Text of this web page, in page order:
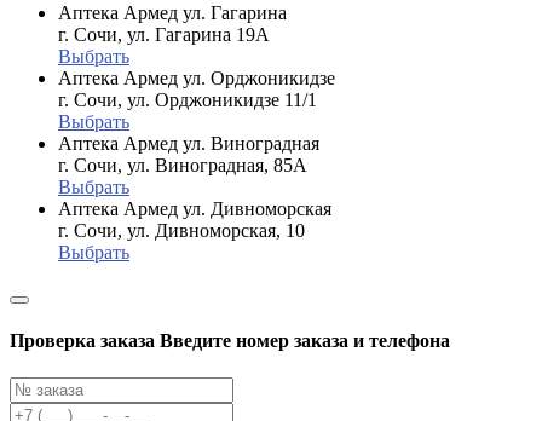
Аптека Армед ул. Гагарина
г. Сочи, ул. Гагарина 19А
Выбрать
Аптека Армед ул. Орджоникидзе
г. Сочи, ул. Орджоникидзе 11/1
Выбрать
Аптека Армед ул. Виноградная
г. Сочи, ул. Виноградная, 85А
Выбрать
Аптека Армед ул. Дивноморская
г. Сочи, ул. Дивноморская, 10
Выбрать
Проверка заказа Введите номер заказа и телефона